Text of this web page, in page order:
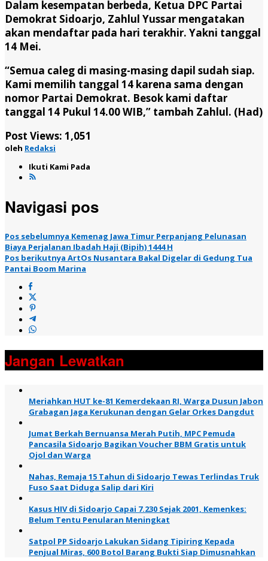
Dalam kesempatan berbeda, Ketua DPC Partai
Demokrat Sidoarjo, Zahlul Yussar mengatakan
akan mendaftar pada hari terakhir. Yakni tanggal
14 Mei.
“Semua caleg di masing-masing dapil sudah siap.
Kami memilih tanggal 14 karena sama dengan
nomor Partai Demokrat. Besok kami daftar
tanggal 14 Pukul 14.00 WIB,” tambah Zahlul. (Had)
Post Views: 1,051
oleh Redaksi
Ikuti Kami Pada
Navigasi pos
Pos sebelumnya Kemenag Jawa Timur Perpanjang Pelunasan
Biaya Perjalanan Ibadah Haji (Bipih) 1444 H
Pos berikutnya ArtOs Nusantara Bakal Digelar di Gedung Tua
Pantai Boom Marina
Jangan Lewatkan
Meriahkan HUT ke-81 Kemerdekaan RI, Warga Dusun Jabon
Grabagan Jaga Kerukunan dengan Gelar Orkes Dangdut
Jumat Berkah Bernuansa Merah Putih, MPC Pemuda
Pancasila Sidoarjo Bagikan Voucher BBM Gratis untuk
Ojol dan Warga
Nahas, Remaja 15 Tahun di Sidoarjo Tewas Terlindas Truk
Fuso Saat Diduga Salip dari Kiri
Kasus HIV di Sidoarjo Capai 7.230 Sejak 2001, Kemenkes:
Belum Tentu Penularan Meningkat
Satpol PP Sidoarjo Lakukan Sidang Tipiring Kepada
Penjual Miras, 600 Botol Barang Bukti Siap Dimusnahkan